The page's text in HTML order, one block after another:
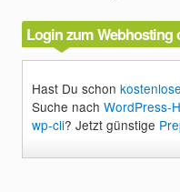
Login zum Webhosting
Hast Du schon
Suche nachWordPress-
wp-cli? Jetzt günstige